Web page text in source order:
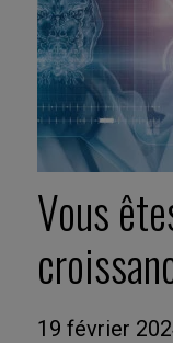
Vous
19 février